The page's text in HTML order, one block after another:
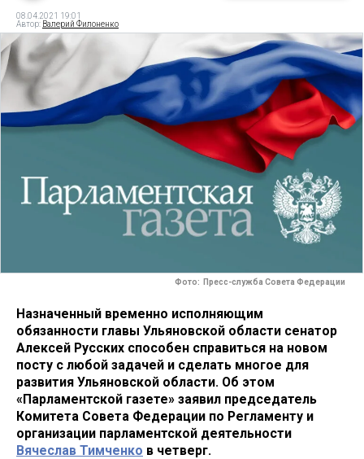
08.04.2021 19:01
Автор: Валерий Филоненко
Фото: Пресс-служба Совета Федерации
Назначенный временно исполняющим
обязанности главы Ульяновской области сенатор
Алексей Русских способен справиться на новом
посту с любой задачей и сделать многое для
развития Ульяновской области. Об этом
«Парламентской газете» заявил председатель
Комитета Совета Федерации по Регламенту и
организации парламентской деятельности
Вячеслав Тимченко в четверг.